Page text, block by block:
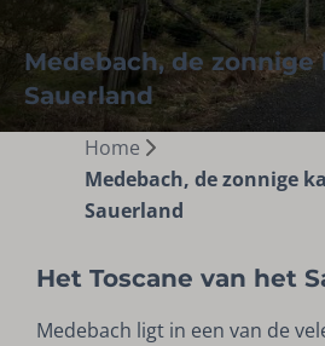
Medebach, de
Sauerland
Home
Medebach, de zonnige
Sauerland
Het Toscane van het
Medebach ligt in een van de